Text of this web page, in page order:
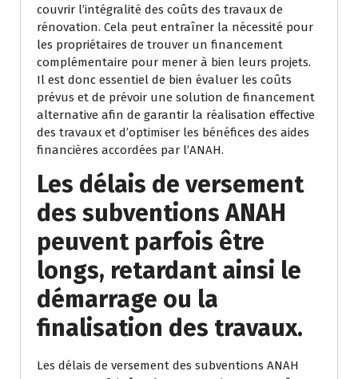
couvrir l’intégralité des coûts des travaux de
rénovation. Cela peut entraîner la nécessité pour
les propriétaires de trouver un financement
complémentaire pour mener à bien leurs projets.
Il est donc essentiel de bien évaluer les coûts
prévus et de prévoir une solution de financement
alternative afin de garantir la réalisation effective
des travaux et d’optimiser les bénéfices des aides
financières accordées par l’ANAH.
Les délais de versement
des subventions ANAH
peuvent parfois être
longs, retardant ainsi le
démarrage ou la
finalisation des travaux.
Les délais de versement des subventions ANAH